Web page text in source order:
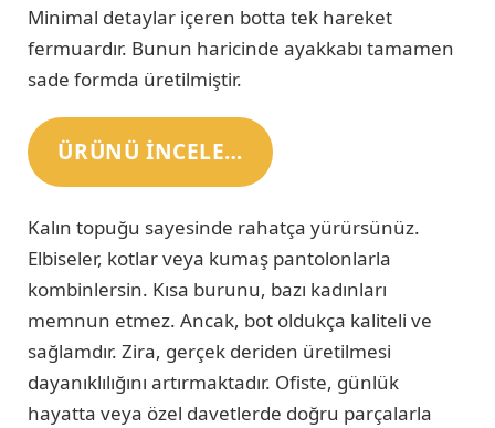
Minimal detaylar içeren botta tek hareket
fermuardır. Bunun haricinde ayakkabı tamamen
sade formda üretilmiştir.
ÜRÜNÜ INCELE…
Kalın topuğu sayesinde rahatça yürürsünüz.
Elbiseler, kotlar veya kumaş pantolonlarla
kombinlersin. Kısa burunu, bazı kadınları
memnun etmez. Ancak, bot oldukça kaliteli ve
sağlamdır. Zira, gerçek deriden üretilmesi
dayanıklılığını artırmaktadır. Ofiste, günlük
hayatta veya özel davetlerde doğru parçalarla